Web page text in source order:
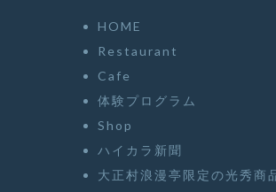
HOME
Restaurant
Cafe
体験プログラム
Shop
ハイカラ新聞
大正村浪漫亭限定の光秀商